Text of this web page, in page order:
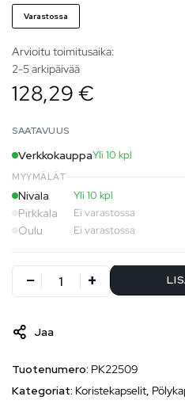
Varastossa
Arvioitu toimitusaika:
2-5 arkipäivää
128,29 €
SAATAVUUS
VerkkokauppaYli 10 kpl
MYYMÄLÄT
Nivala Yli 10 kpl
Pirkkala Ei varastossa
Oulu Ei varastossa
Jaa
Tuotenumero: PK22509
Kategoriat: Koristekapselit,